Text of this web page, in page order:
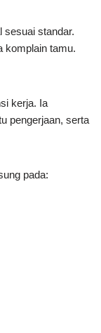
sesuai standar.
komplain tamu.
kerja. Ia
pengerjaan, serta
pada: